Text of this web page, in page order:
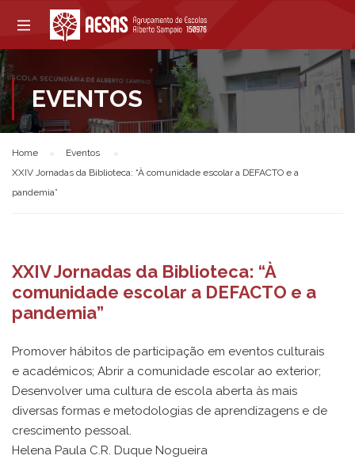
EVENTOS
Home
Eventos
XXIV Jornadas da Biblioteca: “À comunidade escolar a DEFACTO e a
pandemia”
XXIV Jornadas da Biblioteca: “À
comunidade escolar a DEFACTO e a
pandemia”
Promover hábitos de participação em eventos culturais
e académicos; Abrir a comunidade escolar ao exterior;
Desenvolver uma cultura de escola aberta às mais
diversas formas e metodologias de aprendizagens e de
crescimento pessoal.
Helena Paula C.R. Duque Nogueira